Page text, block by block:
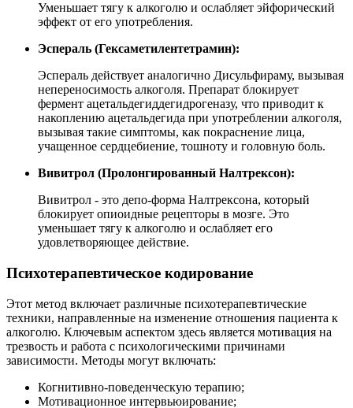
Уменьшает тягу к алкоголю и ослабляет эйфорический
эффект от его употребления.
Эспераль (Гексаметилентетрамин):
Эспераль действует аналогично Дисульфираму, вызывая
непереносимость алкоголя. Препарат блокирует
фермент ацетальдегиддегидрогеназу, что приводит к
накоплению ацетальдегида при употреблении алкоголя,
вызывая такие симптомы, как покраснение лица,
учащенное сердцебиение, тошноту и головную боль.
Вивитрол (Пролонгированный Налтрексон):
Вивитрол - это депо-форма Налтрексона, который
блокирует опиоидные рецепторы в мозге. Это
уменьшает тягу к алкоголю и ослабляет его
удовлетворяющее действие.
Психотерапевтическое кодирование
Этот метод включает различные психотерапевтические
техники, направленные на изменение отношения пациента к
алкоголю. Ключевым аспектом здесь является мотивация на
трезвость и работа с психологическими причинами
зависимости. Методы могут включать:
Когнитивно-поведенческую терапию;
Мотивационное интервьюирование;